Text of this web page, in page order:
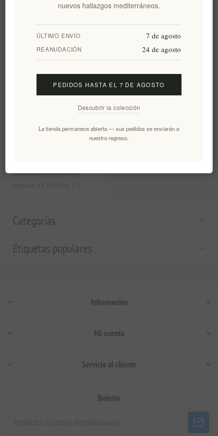
Categorías
Etiquetas populares
equivale a €20,00 por 1 lt equivale a €43,07 por 1 lt
€28,98 excl impuestos
Información
Mi cuenta
Servicio al cliente
Boletín
nuevos hallazgos mediterráneos.
ÚLTIMO ENVÍO 7 de agosto
REANUDACIÓN 24 de agosto
PEDIDOS HASTA EL 7 DE AGOSTO
Descubrir la colección
La tienda permanece abierta — sus pedidos se enviarán a
nuestro regreso.